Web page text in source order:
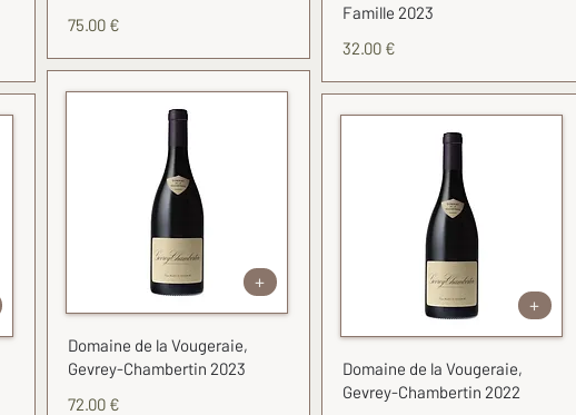
75.00 €
+
Domaine de la Vougeraie,
Gevrey-Chambertin 2023
72.00 €
Famille 2023
32.00 €
+
Domaine de la Vougeraie,
Gevrey-Chambertin 2022